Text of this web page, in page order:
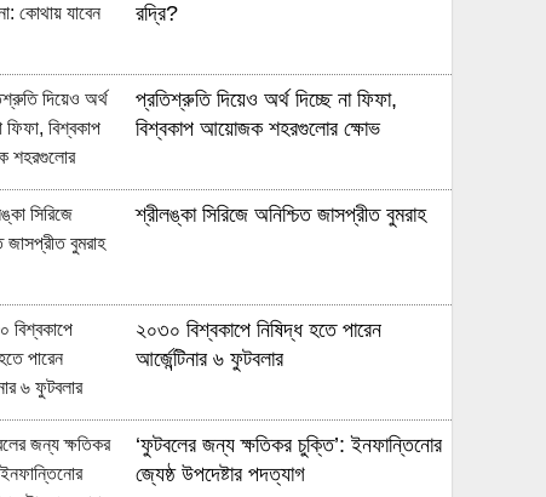
রদ্রি?
প্রতিশ্রুতি দিয়েও অর্থ দিচ্ছে না ফিফা,
বিশ্বকাপ আয়োজক শহরগুলোর ক্ষোভ
শ্রীলঙ্কা সিরিজে অনিশ্চিত জাসপ্রীত বুমরাহ
২০৩০ বিশ্বকাপে নিষিদ্ধ হতে পারেন
আর্জেন্টিনার ৬ ফুটবলার
‘ফুটবলের জন্য ক্ষতিকর চুক্তি’: ইনফান্তিনোর
জ্যেষ্ঠ উপদেষ্টার পদত্যাগ